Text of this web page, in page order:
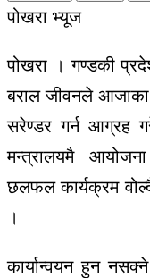
पोखरा भ्यूज
पोखरा । गण्डकी
बराल जीवनले आजाका
सरेण्डर गर्न आग्रह
मन्त्रालयमै
छलफल कार्यक्रम
।
कार्यान्वयन हुन